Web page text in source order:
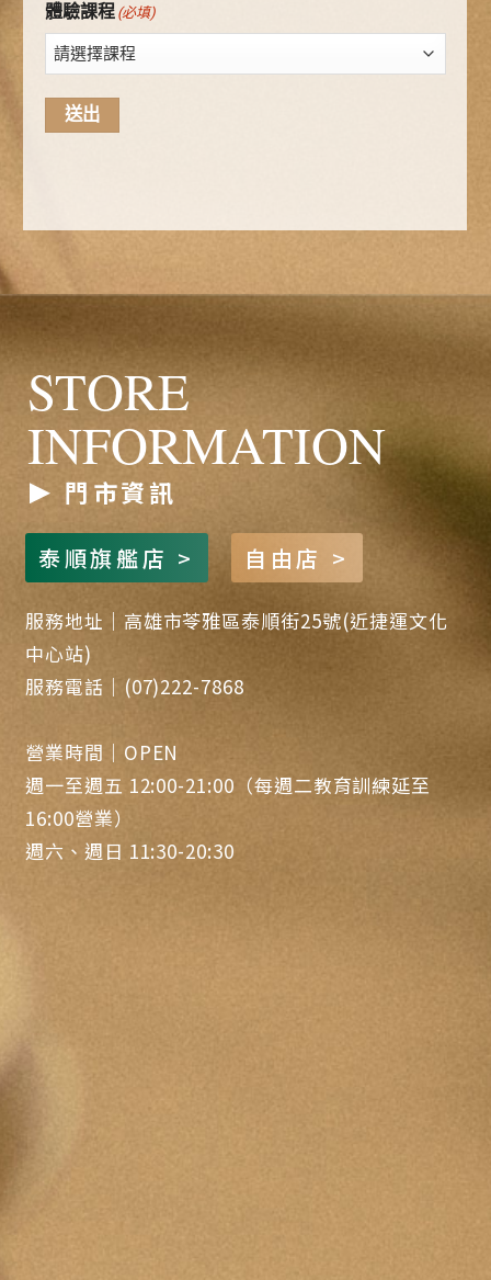
體驗課程 (必填)
泰順旗艦店 >
STORE
INFORMATION
門市資訊
自由店 >
服務地址｜高雄市苓雅區泰順街25號(近捷運文化
中心站)
服務電話｜(07)222-7868
營業時間｜OPEN
週一至週五 12:00-21:00（每週二教育訓練延至
16:00營業）
週六、週日 11:30-20:30